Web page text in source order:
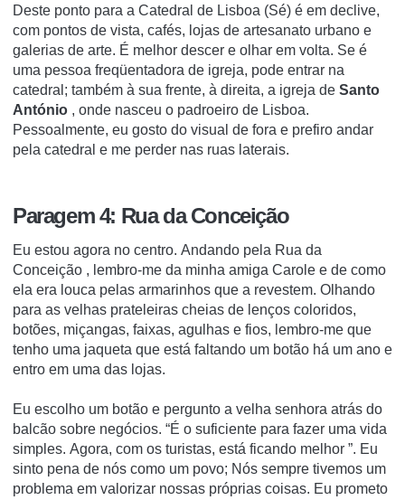
Deste ponto para a Catedral de Lisboa (Sé) é em declive,
com pontos de vista, cafés, lojas de artesanato urbano e
galerias de arte. É melhor descer e olhar em volta. Se é
uma pessoa freqüentadora de igreja, pode entrar na
catedral; também à sua frente, à direita, a igreja de Santo
António , onde nasceu o padroeiro de Lisboa.
Pessoalmente, eu gosto do visual de fora e prefiro andar
pela catedral e me perder nas ruas laterais.
Paragem 4: Rua da Conceição
Eu estou agora no centro. Andando pela Rua da
Conceição , lembro-me da minha amiga Carole e de como
ela era louca pelas armarinhos que a revestem. Olhando
para as velhas prateleiras cheias de lenços coloridos,
botões, miçangas, faixas, agulhas e fios, lembro-me que
tenho uma jaqueta que está faltando um botão há um ano e
entro em uma das lojas.
Eu escolho um botão e pergunto a velha senhora atrás do
balcão sobre negócios. “É o suficiente para fazer uma vida
simples. Agora, com os turistas, está ficando melhor ”. Eu
sinto pena de nós como um povo; Nós sempre tivemos um
problema em valorizar nossas próprias coisas. Eu prometo